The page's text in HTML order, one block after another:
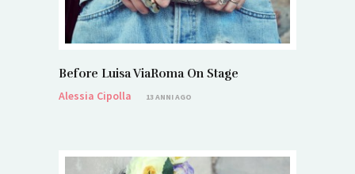
Before Luisa ViaRoma On Stage
Alessia Cipolla
13 ANNI AGO